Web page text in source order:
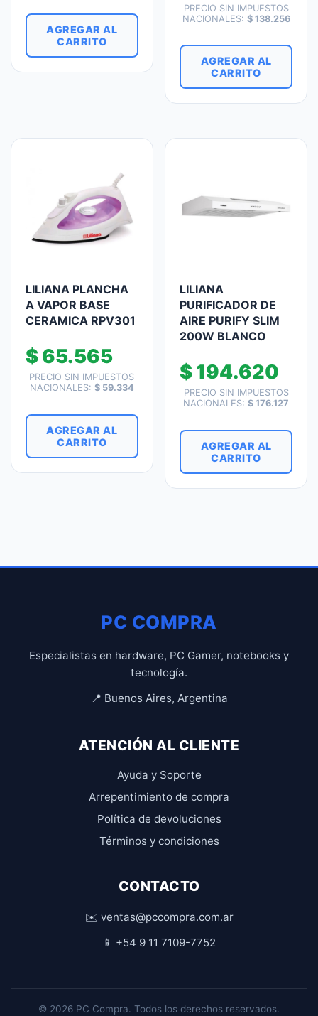
AGREGAR AL
CARRITO
PRECIO SIN IMPUESTOS
NACIONALES: $138.256
AGREGAR AL
CARRITO
LILIANA PLANCHA
A VAPOR BASE
CERAMICA RPV301
$65.565
PRECIO SIN IMPUESTOS
NACIONALES: $59.334
AGREGAR AL
CARRITO
LILIANA
PURIFICADOR DE
AIRE PURIFY SLIM
200W BLANCO
$194.620
PRECIO SIN IMPUESTOS
NACIONALES:$ 176.127
AGREGAR AL
CARRITO
PC COMPRA
Especialistas en hardware, PC Gamer, notebooks y
tecnología.
📍 Buenos Aires, Argentina
ATENCIÓN AL CLIENTE
Ayuda y Soporte
Arrepentimiento de compra
Política de devoluciones
Términos y condiciones
CONTACTO
✉️ ventas@pccompra.com.ar
📱 +54 9 11 7109-7752
© 2026 PC Compra. Todos los derechos reservados.